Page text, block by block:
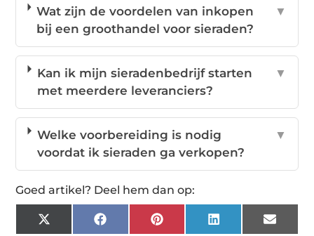
Wat zijn de voordelen van inkopen
bij een groothandel voor sieraden?
▼
Kan ik mijn sieradenbedrijf starten
met meerdere leveranciers?
▼
Welke voorbereiding is nodig
voordat ik sieraden ga verkopen?
▼
Goed artikel? Deel hem dan op:
X
FacebookPinterestLinkedInEmail